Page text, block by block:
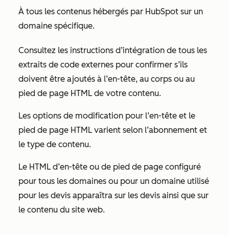
À tous les contenus hébergés par HubSpot sur un
domaine spécifique.
Consultez les instructions d’intégration de tous les
extraits de code externes pour confirmer s’ils
doivent être ajoutés à l’en-tête, au corps ou au
pied de page HTML de votre contenu.
Les options de modification pour l’en-tête et le
pied de page HTML varient selon l’abonnement et
le type de contenu.
Le HTML d’en-tête ou de pied de page configuré
pour tous les domaines ou pour un domaine utilisé
pour les devis apparaîtra sur les devis ainsi que sur
le contenu du site web.